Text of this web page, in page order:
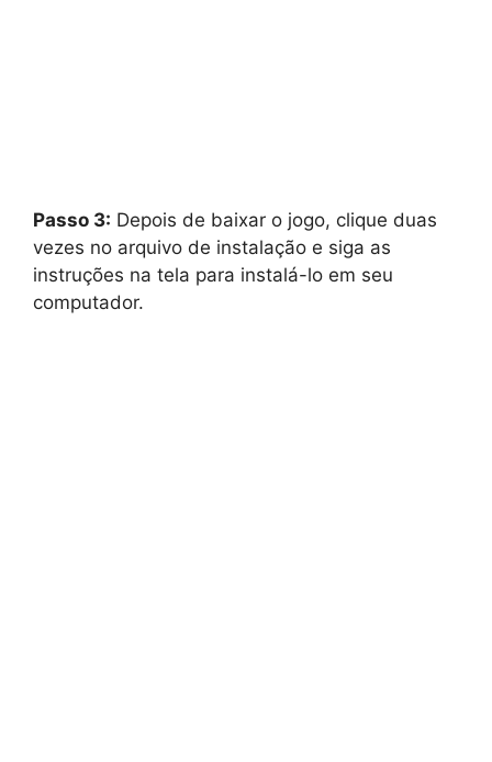
Passo 3: Depois de baixar o jogo, clique duas
vezes no arquivo de instalação e siga as
instruções na tela para instalá-lo em seu
computador.